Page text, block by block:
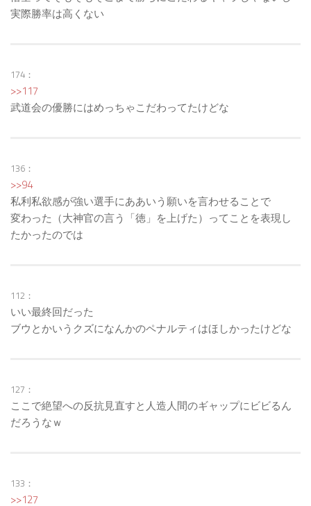
実際勝率は高くない
174：
>>117
武道会の優勝にはめっちゃこだわってたけどな
136：
>>94
私利私欲感が強い選手にああいう願いを言わせることで
変わった（大神官の言う「徳」を上げた）ってことを表現し
たかったのでは
112：
いい最終回だった
ブウとかいうクズになんかのペナルティはほしかったけどな
127：
ここで絶望への反抗見直すと人造人間のギャップにビビるん
だろうなｗ
133：
>>127